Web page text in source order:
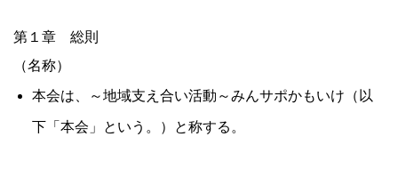
第１章 総則
（名称）
本会は、～地域支え合い活動～みんサポかもいけ（以
下「本会」という。）と称する。